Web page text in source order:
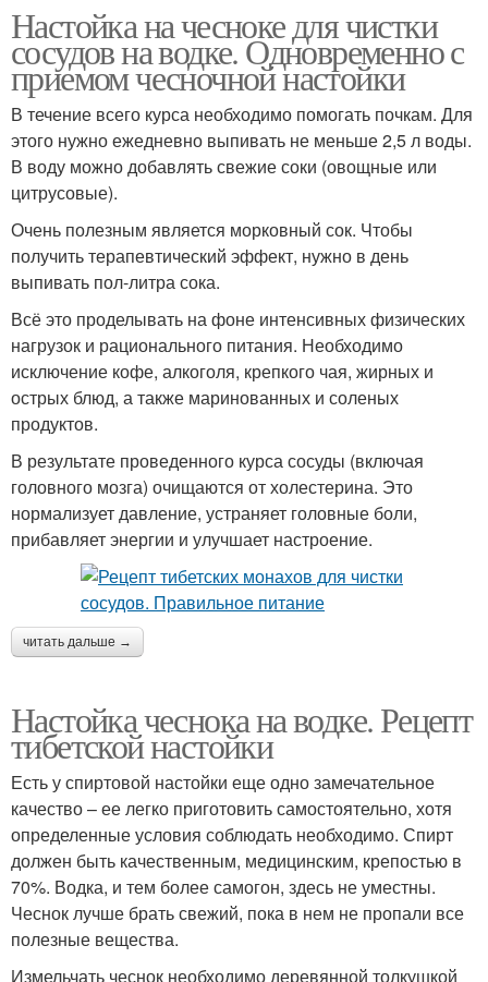
Настойка на чесноке для чистки
сосудов на водке. Одновременно с
приемом чесночной настойки
В течение всего курса необходимо помогать почкам. Для
этого нужно ежедневно выпивать не меньше 2,5 л воды.
В воду можно добавлять свежие соки (овощные или
цитрусовые).
Очень полезным является морковный сок. Чтобы
получить терапевтический эффект, нужно в день
выпивать пол-литра сока.
Всё это проделывать на фоне интенсивных физических
нагрузок и рационального питания. Необходимо
исключение кофе, алкоголя, крепкого чая, жирных и
острых блюд, а также маринованных и соленых
продуктов.
В результате проведенного курса сосуды (включая
головного мозга) очищаются от холестерина. Это
нормализует давление, устраняет головные боли,
прибавляет энергии и улучшает настроение.
читать дальше →
Настойка чеснока на водке. Рецепт
тибетской настойки
Есть у спиртовой настойки еще одно замечательное
качество – ее легко приготовить самостоятельно, хотя
определенные условия соблюдать необходимо. Спирт
должен быть качественным, медицинским, крепостью в
70%. Водка, и тем более самогон, здесь не уместны.
Чеснок лучше брать свежий, пока в нем не пропали все
полезные вещества.
Измельчать чеснок необходимо деревянной толкушкой